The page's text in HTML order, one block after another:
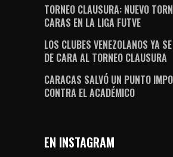
TORNEO CLAUSURA: NUEVO
CARAS EN LA LIGA FUTVE
LOS CLUBES VENEZOLANOS YA
DE CARA AL TORNEO CLAUSURA
CARACAS SALVÓ UN PUNTO
CONTRA EL ACADÉMICO
EN INSTAGRAM